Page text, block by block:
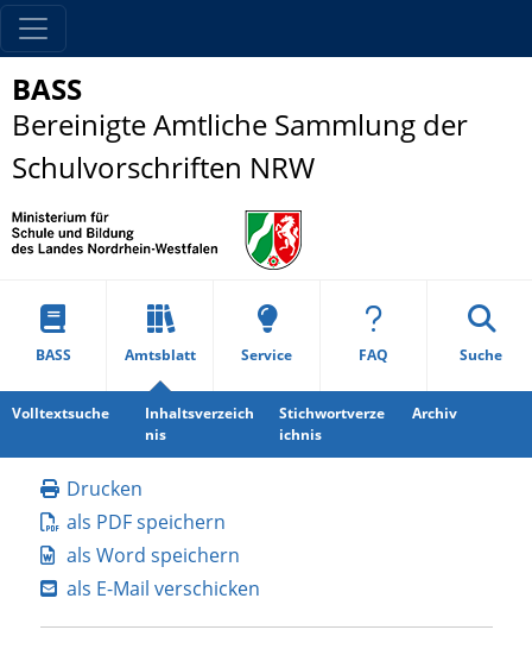
BASS
Bereinigte Amtliche Sammlung der
Schulvorschriften NRW
BASS Amtsblatt Service FAQ Suche
Volltextsuche
Inhaltsverzeich
nis
Stichwortverze
ichnis
Archiv
Drucken
als PDF speichern
als Word speichern
als E-Mail verschicken